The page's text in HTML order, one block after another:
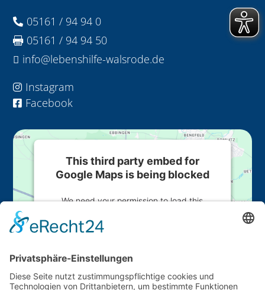
 05161 / 94 94 0
 05161 / 94 94 50
 info@lebenshilfe-walsrode.de
 Instagram
 Facebook
This third party embed for
Google Maps is being blocked
We need your permission to load this
third party Service is not allowed to display
More Information